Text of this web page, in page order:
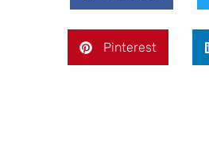
Pinterest